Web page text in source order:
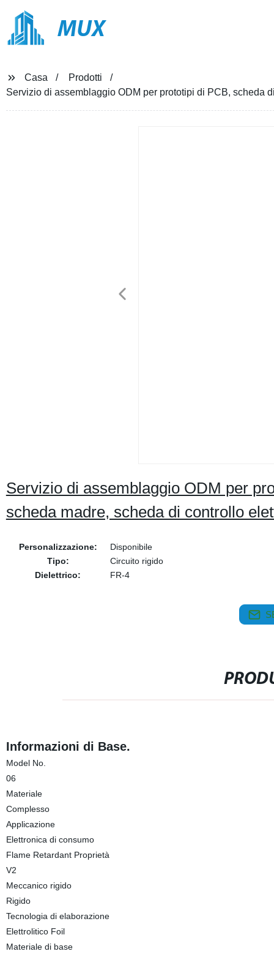
MUX
Casa
Prodotti
Servizio di assemblaggio ODM per prototipi di PCB, scheda
Servizio di assemblaggio ODM per
scheda madre, scheda di controllo
Personalizzazione:
Disponibile
Tipo:
Circuito rigido
Dielettrico:
FR-4
Informazioni di Base.
Model No.
06
Materiale
Complesso
Applicazione
Elettronica di consumo
Flame Retardant Proprietà
V2
Meccanico rigido
Rigido
Tecnologia di elaborazione
Elettrolitico Foil
Materiale di base